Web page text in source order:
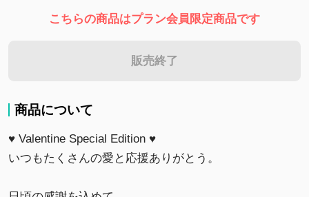
こちらの商品はプラン会員限定商品です
販売終了
商品について
♥️ Valentine Special Edition ♥️
いつもたくさんの愛と応援ありがとう。